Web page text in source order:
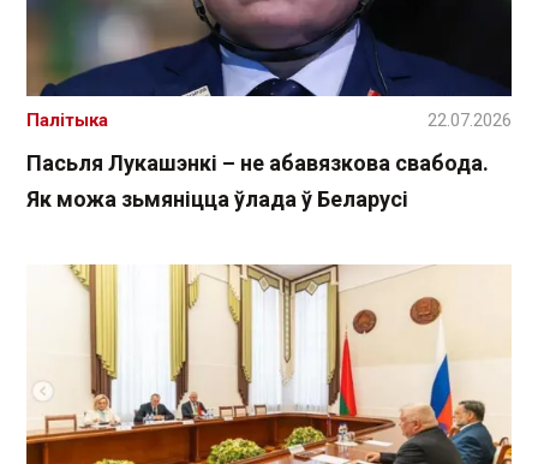
Пасьля Лукашэнкі – не абавязкова свабода.
Як можа зьмяніцца ўлада ў Беларусі
Палітыка 22.07.2026